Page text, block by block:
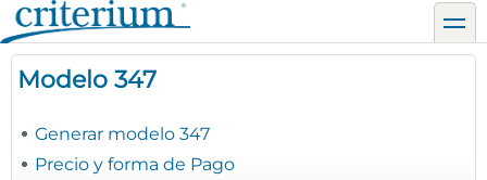
Pasar
al
contenido
principal
Modelo 347
Generar modelo 347
Precio y forma de Pago